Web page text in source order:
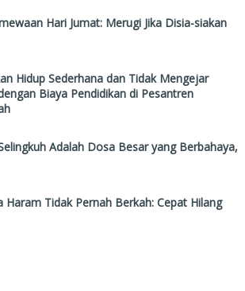
Hari Jumat: Merugi Jika Disia-siakan
Hidup Sederhana dan Tidak Mengejar
Biaya Pendidikan di Pesantren
Adalah Dosa Besar yang Berbahaya,
Haram Tidak Pernah Berkah: Cepat Hilang